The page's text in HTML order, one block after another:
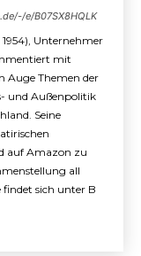
e/B07SX8HQLK
Unternehmer
mit
Auge Themen der
und Außenpolitik
Seine
auf Amazon zu
all
findet sich unter B